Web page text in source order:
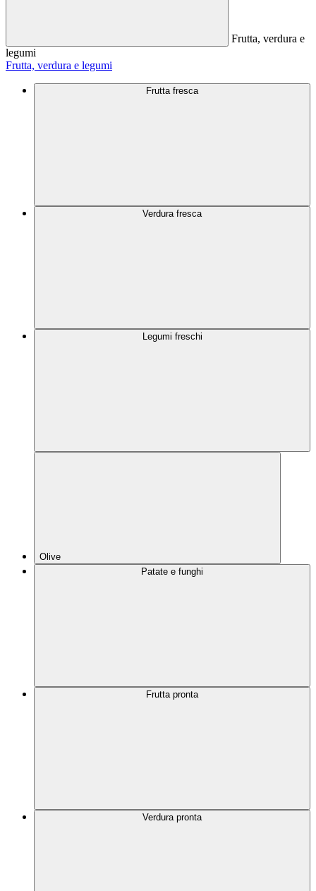
Frutta, verdura e
legumi
Frutta, verdura e legumi
Frutta fresca
Verdura fresca
Legumi freschi
Olive
Patate e funghi
Frutta pronta
Verdura pronta